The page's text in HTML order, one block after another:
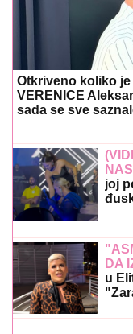
Otkriveno koliko je
VERENICE
sada se sve
joj
DA
u